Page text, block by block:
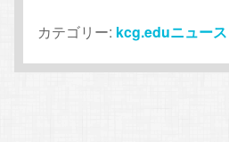
カテゴリー: kcg.eduニュー